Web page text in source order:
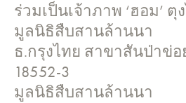
ร่วมเป็นเจ้าภาพ ‘ฮอม’
มูลนิธิสืบสานล้านนา
ธ.กรุงไทย สาขาสันป่าข่
18552-3
มูลนิธิสืบสานล้านนา